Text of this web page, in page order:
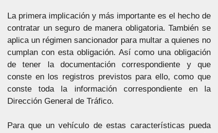
La primera implicación y más importante es el hecho de
contratar un seguro de manera obligatoria. También se
aplica un régimen sancionador para multar a quienes no
cumplan con esta obligación. Así como una obligación
de tener la documentación correspondiente y que
conste en los registros previstos para ello, como que
conste toda la información correspondiente en la
Dirección General de Tráfico.
Para que un vehículo de estas características pueda